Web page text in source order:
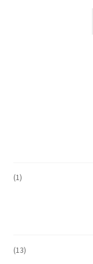
(1)
(13)